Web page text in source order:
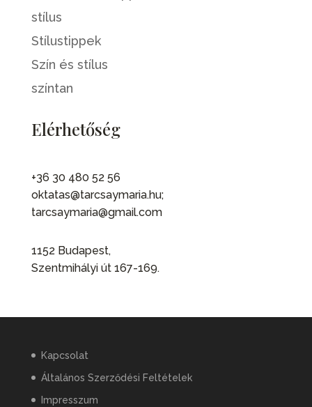
stílus
Stílustippek
Szín és stílus
színtan
Elérhetőség
+36 30 480 52 56
oktatas@tarcsaymaria.hu;
tarcsaymaria@gmail.com
1152 Budapest,
Szentmihályi út 167-169.
Kapcsolat
Általános Szerződési Feltételek
Impresszum